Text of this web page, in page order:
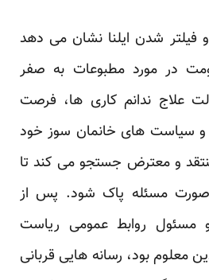
شدن ایلنا نشان می دهد
در مورد مطبوعات به صفر
علاج ندانم کاری ها، فرصت
سیاست های خانمان سوز خود
و معترض جستجو می کند تا
مسئله پاک شود. پس از
و مسئول روابط عمومی ریاست
معلوم بود، رسانه هایی قربانی